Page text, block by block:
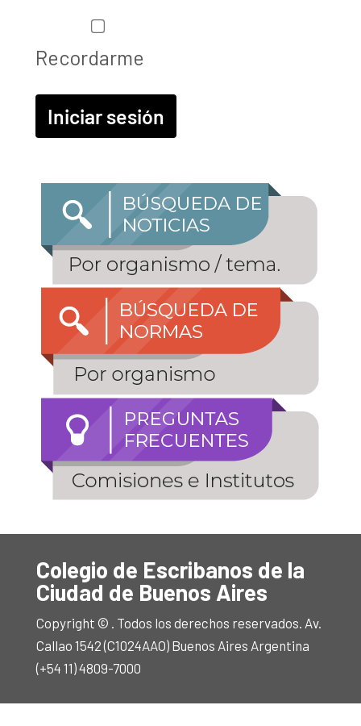
Recordarme
Colegio de Escribanos de la
Ciudad de Buenos Aires
Copyright © . Todos los derechos reservados. Av.
Callao 1542 (C1024AAO) Buenos Aires Argentina
(+54 11) 4809-7000